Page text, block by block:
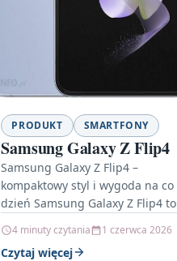
PRODUKT SMARTFONY
Samsung Galaxy Z Flip4
Samsung Galaxy Z Flip4 –
kompaktowy styl i wygoda na co
dzień Samsung Galaxy Z Flip4 to
mieć nowoczesny…
4 minuty czytania 1 czerwca 2026
Czytaj więcej